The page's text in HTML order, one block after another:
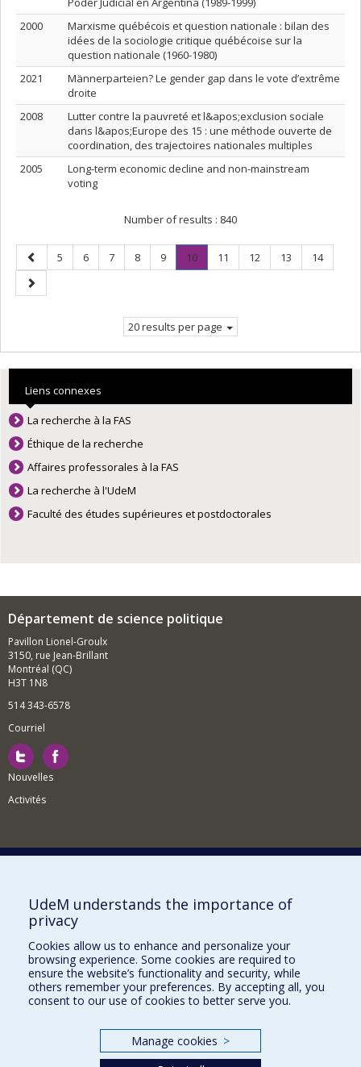
2000
Marxisme québécois et question nationale : bilan des
idées de la sociologie critique québécoise sur la
question nationale (1960-1980)
2021
Männerparteien? Le gender gap dans le vote d’extrême
droite
2008
Lutter contre la pauvreté et l&apos;exclusion sociale
dans l&apos;Europe des 15 : une méthode ouverte de
coordination, des trajectoires nationales multiples
2005
Long-term economic decline and non-mainstream
voting
Number of results : 840
Previous
page
Page
5 Page
6 Page
7 Page
8 Page
9 Page
10.
Current
Page
11 Page
12 Page
13 Page
14
Next
page
20 results per page
Liens connexes
La recherche à la FAS
Éthique de la recherche
Affaires professorales à la FAS
La recherche à l'UdeM
Faculté des études supérieures et postdoctorales
Département de science politique
Pavillon Lionel-Groulx
3150, rue Jean-Brillant
Montréal (QC)
H3T 1N8
514 343-6578
Courriel
Nouvelles
Activités
Comment soutenir le Département?
BESOIN D'AIDE?
Plan du site
Signaler une erreur
Accessibilité
Nos départements et écoles
UdeM understands the importance of
privacy
Cookies allow us to enhance and personalize your
browsing experience. Some cookies are required to
ensure the website’s functionality and security, while
others remember your preferences. By accepting all, you
consent to our use of cookies to better serve you.
Manage cookies >